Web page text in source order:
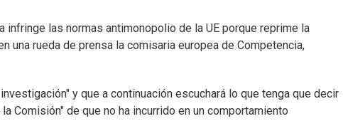
las normas antimonopolio de la UE porque reprime la
una rueda de prensa la comisaria europea de Competencia,
y que a continuación escuchará lo que tenga que decir
Comisión" de que no ha incurrido en un comportamiento